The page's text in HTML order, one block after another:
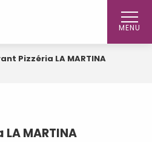
MENU
Pizzéria LA MARTINA
MARTINA